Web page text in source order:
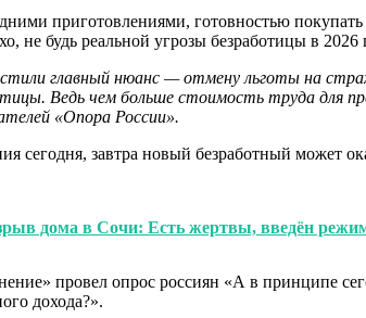
приготовлениями, готовностью
не будь реальной угрозы безработицы в 2026
главный нюанс — отмену льготы на
Ведь чем больше стоимость труда для
«Опора России».
сегодня, завтра новый безработный может
дома в Сочи: Есть жертвы, введён
провел опрос россиян «А в принципе
дохода?».